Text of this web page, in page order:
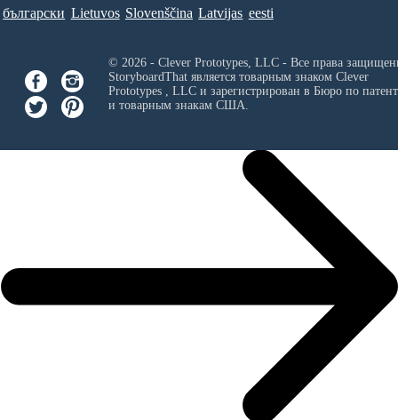
български Lietuvos Slovenščina Latvijas eesti
© 2026 - Clever Prototypes, LLC - Все права
StoryboardThat является товарным знаком Clever
Prototypes , LLCи зарегистрирован в Бюро по
и товарным знакам США.